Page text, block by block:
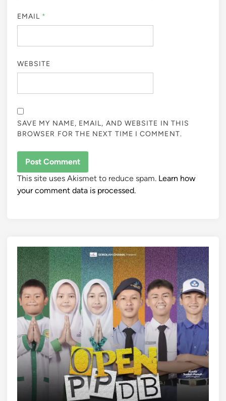
EMAIL *
WEBSITE
SAVE MY NAME, EMAIL, AND WEBSITE IN THIS
BROWSER FOR THE NEXT TIME I COMMENT.
This site uses Akismet to reduce spam. Learn how
your comment data is processed.